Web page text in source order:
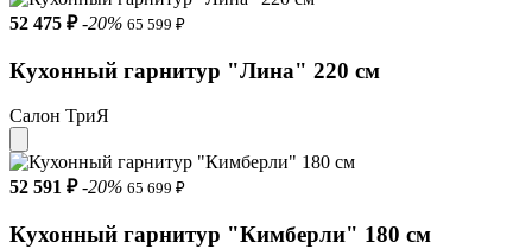
52 475 ₽ -20% 65 599 ₽
Кухонный гарнитур "Лина" 220 см
Салон ТриЯ
52 591 ₽ -20% 65 699 ₽
Кухонный гарнитур "Кимберли" 180 см